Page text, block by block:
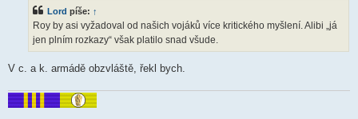
Lord píše: ↑
Roy by asi vyžadoval od našich vojáků více kritického myšlení. Alibi „já
jen plním rozkazy“ však platilo snad všude.
V c. a k. armádě obzvláště, řekl bych.